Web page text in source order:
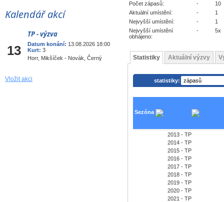
Kalendář akcí
13
TP - výzva
Datum konání: 13.08.2026 18:00
Kurt: 3
Horr, Mikšíček - Novák, Černý
Vložit akci
Počet zápasů:
-
10
Aktuální umístění:
-
1
Nejvyšší umístění:
-
1
Nejvyšší umístění
obhájeno:
- 5x
Statistiky Aktuální výzvy
statistiky:
Sezóna
2013 - TP
2014 - TP
2015 - TP
2016 - TP
2017 - TP
2018 - TP
2019 - TP
2020 - TP
2021 - TP